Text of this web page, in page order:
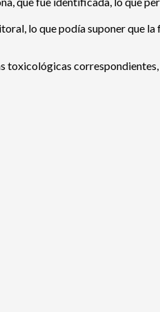
lo que podía suponer que la
toxicológicas correspondientes,